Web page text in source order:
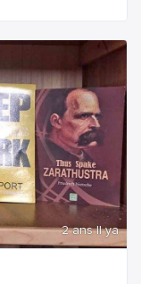
2 ans Il ya